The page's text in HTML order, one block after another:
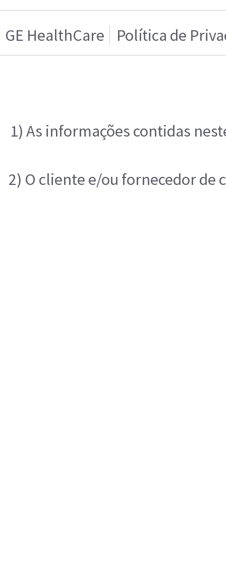
GE HealthCare Política de
1) As informações contidas
2) O cliente e/ou fornecedor de